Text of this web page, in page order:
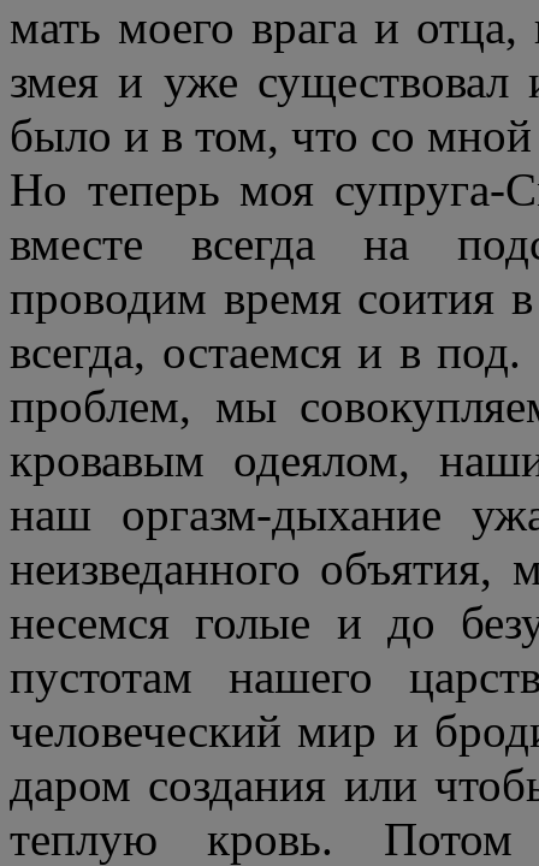
мать моего врага и
змея и уже существовал
было и в том, что со мной
Но теперь моя
вместе всегда на
проводим время соития
всегда, остаемся и в
проблем, мы
кровавым одеялом,
наш оргазм-дыхание
неизведанного
несемся голые и до
пустотам нашего
человеческий мир и
даром создания или
теплую кровь. Потом